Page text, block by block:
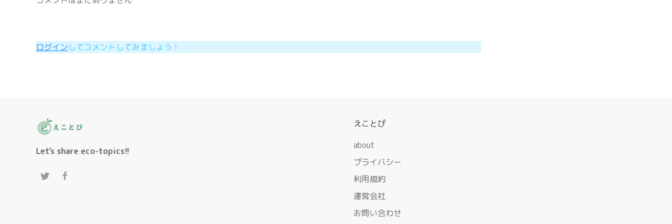
ログインしてコメントしてみましょう！
Let's share eco-topics!!
えことぴ
about
プライバシー
利用規約
運営会社
お問い合わせ